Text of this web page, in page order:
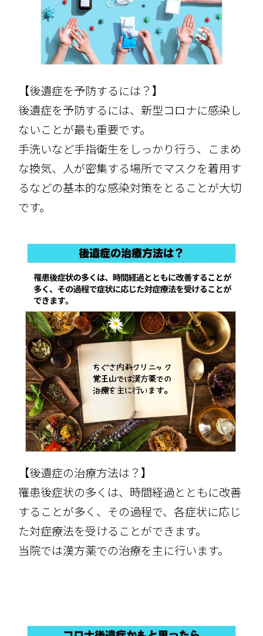
【後遺症を予防するには？】
後遺症を予防するには、新型コロナに感染し
ないことが最も重要です。
手洗いなど手指衛生をしっかり行う、こまめ
な換気、人が密集する場所でマスクを着用す
るなどの基本的な感染対策をとることが大切
です。
【後遺症の治療方法は？】
罹患後症状の多くは、時間経過とともに改善
することが多く、その過程で、各症状に応じ
た対症療法を受けることができます。
当院では漢方薬での治療を主に行います。